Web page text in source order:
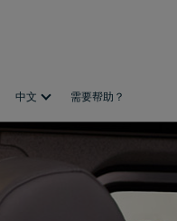
中文 需要帮助？